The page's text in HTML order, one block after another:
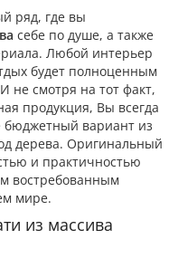
ряд, где вы
себе по душе, а также
Любой интерьер
будет полноценным
не смотря на тот факт,
продукция, Вы всегда
бюджетный вариант из
дерева. Оригинальный
и практичностью
востребованным
мире.
из массива